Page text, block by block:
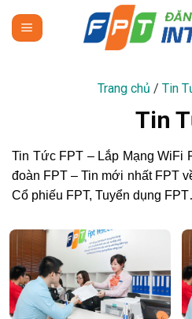
Trang chủ / Tin
Tin
Tin Tức FPT – Lắp Mạng WiFi
đoàn FPT – Tin mới nhất FPT
Cổ phiếu FPT, Tuyển dụng